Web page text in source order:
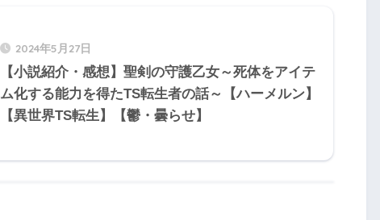
2024年5月27日
【小説紹介・感想】聖剣の守護乙女～死体をアイテ
ム化する能力を得たTS転生者の話～【ハーメルン】
【異世界TS転生】【鬱・曇らせ】